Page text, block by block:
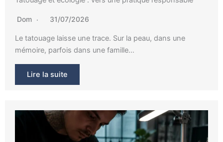
Dom 31/07/2026
Le tatouage laisse une trace. Sur la peau, dans une
mémoire, parfois dans une famille…
Lire la suite